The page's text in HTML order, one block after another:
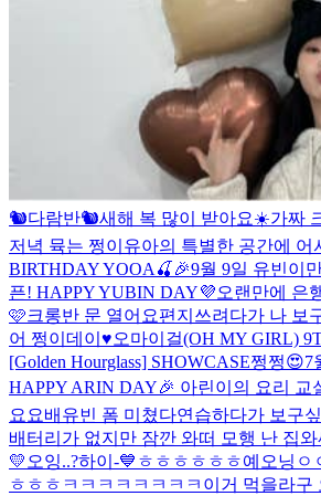
🐿다람반🐿새해 복 많이 받아요☀️가짜
저녁 뮥는 쩡이 유아의 특별한 공간에 어
BIRTHDAY YOOA🍒 🎉9월 9일 유빈이
픈! HAPPY YUBIN DAY💜오랜만에 은
🩷크롱반 문 열어요편지쓰려다가 나 보
어 쩡이데이♥오마이걸(OH MY GIRL)
[Golden Hourglass] SHOWCASE쩡쩡😍7
HAPPY ARIN DAY🎉 아린이의 요리
요요배유빈 폼 미쳤다연습하다가 보구
배터리가 없지만 잠깐 와떠 모행 난 집와
💛 오잉..?하이-💙 ㅎㅎㅎㅎㅎㅎ예오닝 ㅇ
ㅎㅎㅎ ㅋㅋㅋㅋㅋㅋㅋㅋ 이거 먹을라구